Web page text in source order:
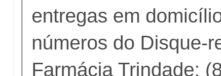
entregas em
números do Disque-
Farmácia Trindade: